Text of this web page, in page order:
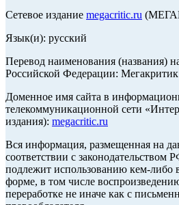
Сетевое издание megacritic.ru
Язык(и): русский
Перевод наименования (названия)
Российской Федерации: Мегакритик
Доменное имя сайта в
телекоммуникационной сети
издания): megacritic.ru
Вся информация, размещенная на
соответствии с законодательством
подлежит использованию кем-либо
форме, в том числе
переработке не иначе как с